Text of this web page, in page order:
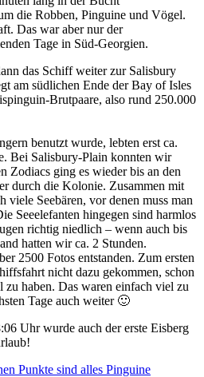
die Robben, Pinguine und Vögel.
Das war aber nur der
Tage in Süd-Georgien.
das Schiff weiter zur Salisbury
am südlichen Ende der Bay of Isles
Brutpaare, also rund 250.000
benutzt wurde, lebten erst ca.
Bei Salisbury-Plain konnten wir
Zodiacs ging es wieder bis an den
durch die Kolonie. Zusammen mit
viele Seebären, vor denen muss man
Seeelefanten hingegen sind harmlos
richtig niedlich – wenn auch bis
hatten wir ca. 2 Stunden.
2500 Fotos entstanden. Zum ersten
nicht dazu gekommen, schon
zu haben. Das waren einfach viel zu
Tage auch weiter 🙂
Uhr wurde auch der erste Eisberg